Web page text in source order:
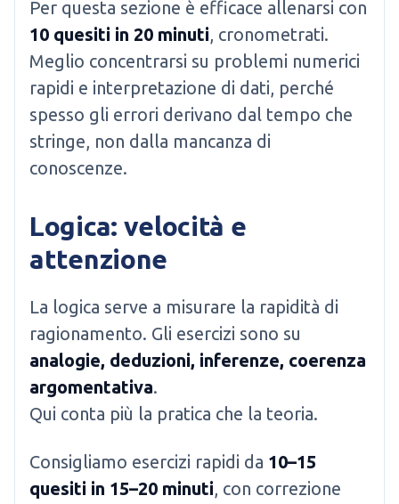
Per questa sezione è efficace allenarsi con
10 quesiti in 20 minuti, cronometrati.
Meglio concentrarsi su problemi numerici
rapidi e interpretazione di dati, perché
spesso gli errori derivano dal tempo che
stringe, non dalla mancanza di
conoscenze.
Logica: velocità e
attenzione
La logica serve a misurare la rapidità di
ragionamento. Gli esercizi sono su
analogie, deduzioni, inferenze, coerenza
argomentativa.
Qui conta più la pratica che la teoria.
Consigliamo esercizi rapidi da 10–15
quesiti in 15–20 minuti, con correzione